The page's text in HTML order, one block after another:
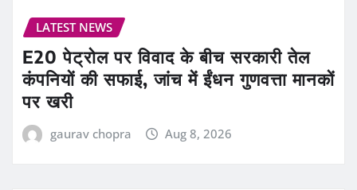
LATEST NEWS
E20 पेट्रोल पर विवाद के बीच सरकारी तेल
कंपनियों की सफाई, जांच में ईंधन गुणवत्ता मानकों
पर खरी
gaurav chopra Aug 8, 2026